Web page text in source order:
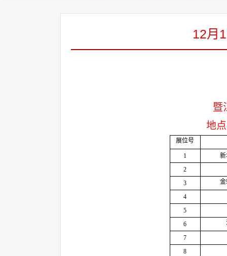
12月
暨
地
展位号
1
2
3
4
5
6
7
8